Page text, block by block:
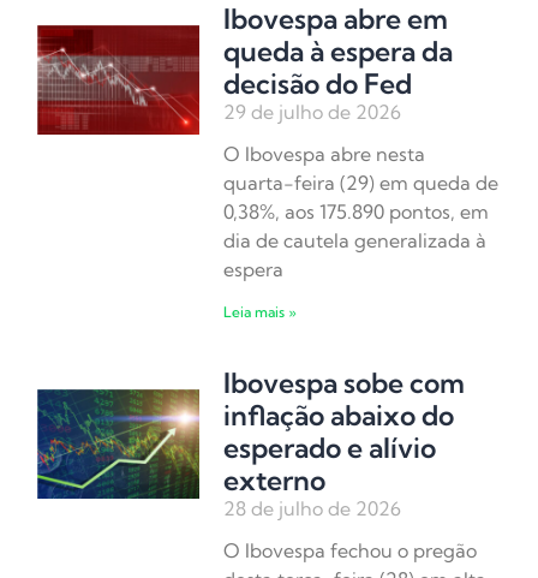
Ibovespa abre em
queda à espera da
decisão do Fed
29 de julho de 2026
O Ibovespa abre nesta
quarta-feira (29) em queda de
0,38%, aos 175.890 pontos, em
dia de cautela generalizada à
espera
Leia mais »
Ibovespa sobe com
inflação abaixo do
esperado e alívio
externo
28 de julho de 2026
O Ibovespa fechou o pregão